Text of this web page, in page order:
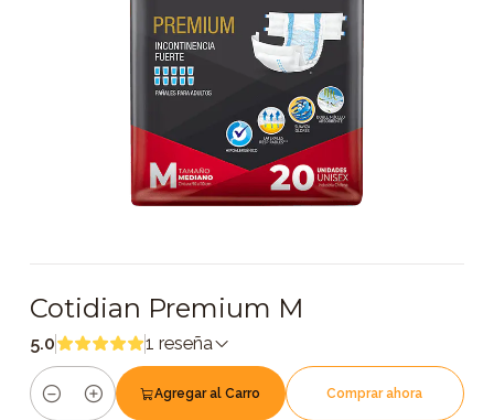
Cotidian Premium M
5.0 1 reseña
Cantidad
Agregar al Carro Comprar ahora